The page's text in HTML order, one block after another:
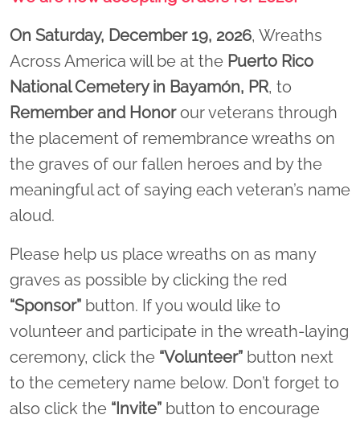
On Saturday, December 19, 2026, Wreaths
Across America will be at the Puerto Rico
National Cemetery in Bayamón, PR, to
Remember and Honorour veterans through
the placement of remembrance wreaths on
the graves of our fallen heroes and by the
meaningful act of saying each veteran’s name
aloud.
Please help us place wreaths on as many
graves as possible by clicking the red
“Sponsor” button. If you would like to
volunteer and participate in the wreath-laying
ceremony, click the “Volunteer” button next
to the cemetery name below. Don’t forget to
also click the “Invite” button to encourage